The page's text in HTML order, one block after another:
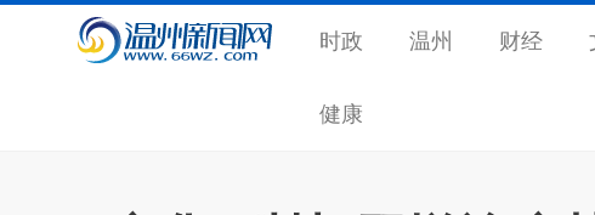
时政 温州 财经
健康